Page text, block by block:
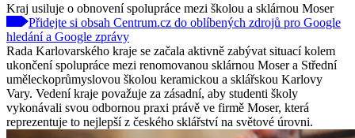
Kraj usiluje o obnovení spolupráce mezi školou a sklárnou Moser
Přidejte si obsah Centrum.cz do oblíbených zdrojů pro Google
hledání a Google zprávy
Rada Karlovarského kraje se začala aktivně zabývat situací kolem
ukončení spolupráce mezi renomovanou sklárnou Moser a Střední
uměleckoprůmyslovou školou keramickou a sklářskou Karlovy
Vary. Vedení kraje považuje za zásadní, aby studenti školy
vykonávali svou odbornou praxi právě ve firmě Moser, která
reprezentuje to nejlepší z českého sklářství na světové úrovni.